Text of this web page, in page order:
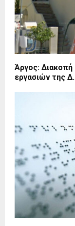
Άργος:
εργασιών της